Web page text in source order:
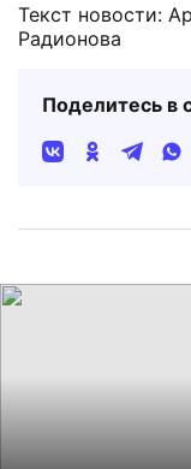
Текст новости:
Радионова
Поделитесь в